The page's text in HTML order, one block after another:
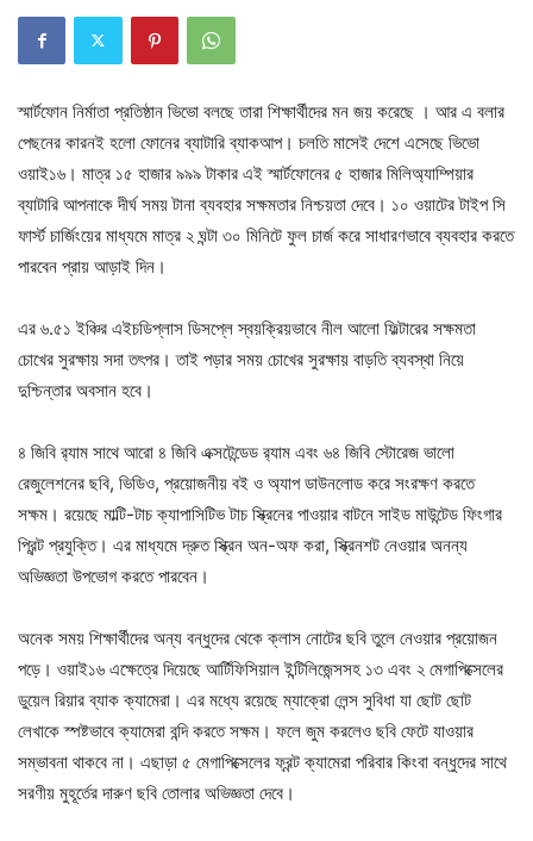
স্মার্টফোন নির্মাতা প্রতিষ্ঠান ভিভো বলছে তারা শিক্ষার্থীদের মন জয় করেছে । আর এ বলার
পেছনের কারনই হলো ফোনের ব্যাটারি ব্যাকআপ। চলতি মাসেই দেশে এসেছে ভিভো
ওয়াই১৬। মাত্র ১৫ হাজার ৯৯৯ টাকার এই স্মার্টফোনের ৫ হাজার মিলিঅ্যাম্পিয়ার
ব্যাটারি আপনাকে দীর্ঘ সময় টানা ব্যবহার সক্ষমতার নিশ্চয়তা দেবে। ১০ ওয়াটের টাইপ সি
ফার্স্ট চার্জিংয়ের মাধ্যমে মাত্র ২ ঘন্টা ৩০ মিনিটে ফুল চার্জ করে সাধারণভাবে ব্যবহার করতে
পারবেন প্রায় আড়াই দিন।
এর ৬.৫১ ইঞ্চির এইচডিপ্লাস ডিসপ্লে স্বয়ক্রিয়ভাবে নীল আলো ফিল্টারের সক্ষমতা
চোখের সুরক্ষায় সদা তৎপর। তাই পড়ার সময় চোখের সুরক্ষায় বাড়তি ব্যবস্থা নিয়ে
দুশ্চিন্তার অবসান হবে।
৪ জিবি র‍্যাম সাথে আরো ৪ জিবি এক্সটেন্ডেড র‍্যাম এবং ৬৪ জিবি স্টোরেজ ভালো
রেজুলেশনের ছবি, ভিডিও, প্রয়োজনীয় বই ও অ্যাপ ডাউনলোড করে সংরক্ষণ করতে
সক্ষম। রয়েছে মাল্টি-টাচ ক্যাপাসিটিভ টাচ স্ক্রিনের পাওয়ার বাটনে সাইড মাউন্টেড ফিংগার
প্রিন্ট প্রযুক্তি। এর মাধ্যমে দ্রুত স্ক্রিন অন-অফ করা, স্ক্রিনশট নেওয়ার অনন্য
অভিজ্ঞতা উপভোগ করতে পারবেন।
অনেক সময় শিক্ষার্থীদের অন্য বন্ধুদের থেকে ক্লাস নোটের ছবি তুলে নেওয়ার প্রয়োজন
পড়ে। ওয়াই১৬ এক্ষেত্রে দিয়েছে আর্টিফিসিয়াল ইন্টিলিজেন্সসহ ১৩ এবং ২ মেগাপিক্সেলের
ডুয়েল রিয়ার ব্যাক ক্যামেরা। এর মধ্যে রয়েছে ম্যাক্রো লেন্স সুবিধা যা ছোট ছোট
লেখাকে স্পষ্টভাবে ক্যামেরা বন্দি করতে সক্ষম। ফলে জুম করলেও ছবি ফেটে যাওয়ার
সম্ভাবনা থাকবে না। এছাড়া ৫ মেগাপিক্সেলের ফ্রন্ট ক্যামেরা পরিবার কিংবা বন্ধুদের সাথে
সরণীয় মুহূর্তের দারুণ ছবি তোলার অভিজ্ঞতা দেবে।